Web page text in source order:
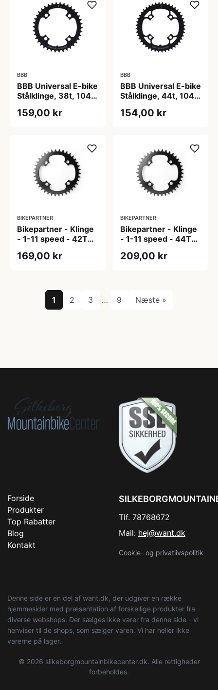
BBB
BBB Universal E-bike
Stålklinge, 38t, 104 -
159,00 kr
BBB
BBB Universal E-bike
Stålklinge, 44t, 104 -
154,00 kr
BIKEPARTNER
Bikepartner - Klinge
- 1-11 speed - 42T
169,00 kr
BIKEPARTNER
Bikepartner - Klinge
- 1-11 speed - 44T
209,00 kr
1 2 3 … 9 Næste »
Forside
Produkter
Top Rabatter
Blog
Kontakt
Tlf. 78768672
Mail: hej@want.dk
Cookie- og privatlivspolitik
Denne side er en del af want.dk, der udgiver en række
hjemmesider med præsentation af forskellige produkter fra
diverse webshops. Der sælges ikke varer fra denne side - vi
henviser til de shops, som sælger varen. Vi har heller ikke
varerne på lager.
© 2026 silkeborgmountainbikecenter.dk. Alle rettigheder
forbeholdes.